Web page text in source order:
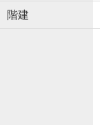
階建